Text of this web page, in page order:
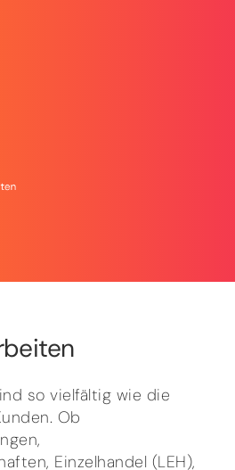
so vielfältig wie die
Ob
Einzelhandel (LEH),